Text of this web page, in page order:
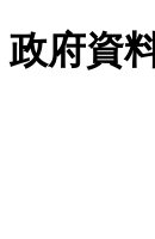
跳至主要內容
政府資